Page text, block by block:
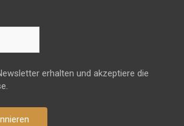
erhalten und akzeptiere die